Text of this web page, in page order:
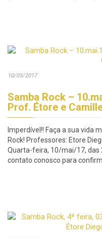
10/05/2017
Samba Rock –
Prof. Étore e
Imperdível!! Faça a sua vida
Rock! Professores: Etore
Quarta-feira, 10/mai/17, das
contato conosco para